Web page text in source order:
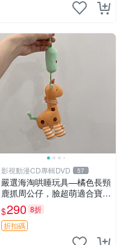
影視動漫CD專輯DVD 57
嚴選海淘哄睡玩具—橘色長頸
鹿抓周公仔，臉超萌適合寶寶
陪伴，中古略有使用痕跡 橘
色 長頸鹿 抓周
$290 8折
折扣碼